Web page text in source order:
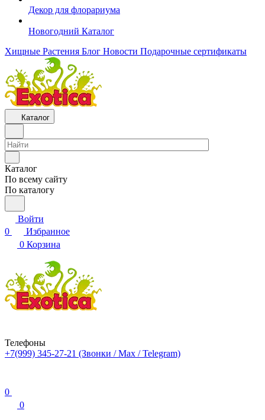
Декор для флорариума
Новогодний Каталог
Хищные Растения Блог Новости Подарочные сертификаты
Каталог
Каталог
По всему сайту
По каталогу
Войти
0
Избранное
0 Корзина
Телефоны
+7(999) 345-27-21 (Звонки / Max / Telegram)
0
0